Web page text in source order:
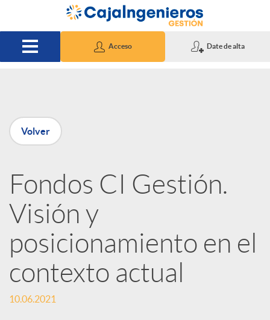
Saltar al contenido principal
Acceso Date de alta
P
u
b
l
i
c
Volver
Fondos CI Gestión.
Visión y
posicionamiento en el
contexto actual
10.06.2021